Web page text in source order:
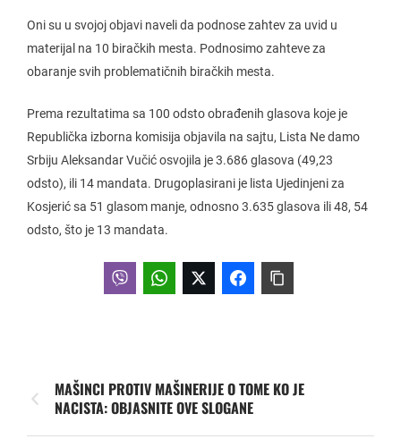
Oni su u svojoj objavi naveli da podnose zahtev za uvid u
materijal na 10 biračkih mesta. Podnosimo zahteve za
obaranje svih problematičnih biračkih mesta.
Prema rezultatima sa 100 odsto obrađenih glasova koje je
Republička izborna komisija objavila na sajtu, Lista Ne damo
Srbiju Aleksandar Vučić osvojila je 3.686 glasova (49,23
odsto), ili 14 mandata. Drugoplasirani je lista Ujedinjeni za
Kosjerić sa 51 glasom manje, odnosno 3.635 glasova ili 48, 54
odsto, što je 13 mandata.
MAŠINCI PROTIV MAŠINERIJE O TOME KO JE
NACISTA: OBJASNITE OVE SLOGANE